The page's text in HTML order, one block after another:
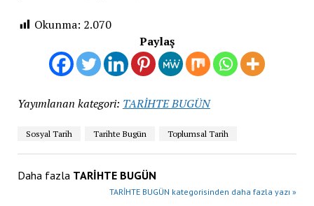
Okunma: 2.070
Paylaş
Yayımlanan kategori: TARİHTE BUGÜN
Sosyal Tarih Tarihte Bugün Toplumsal Tarih
Daha fazla TARİHTE BUGÜN
TARİHTE BUGÜN kategorisinden daha fazla yazı »